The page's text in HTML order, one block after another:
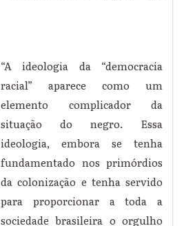
“A ideologia da “democracia
racial” aparece como um
elemento complicador da
situação do negro. Essa
ideologia, embora se tenha
fundamentado nos primórdios
da colonização e tenha servido
para proporcionar a toda a
sociedade brasileira o orgulho